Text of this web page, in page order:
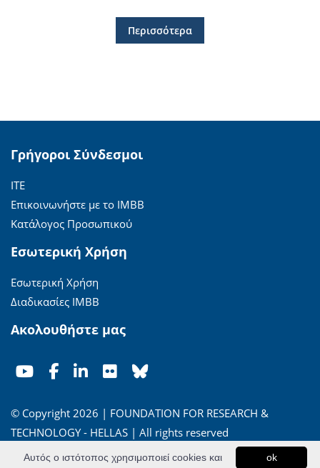
Περισσότερα
Γρήγοροι Σύνδεσμοι
ΙΤΕ
Επικοινωνήστε με το ΙΜΒΒ
Κατάλογος Προσωπικού
Εσωτερική Χρήση
Εσωτερική Χρήση
Διαδικασίες ΙΜΒΒ
Ακολουθήστε μας
© Copyright 2026 | FOUNDATION FOR RESEARCH &
TECHNOLOGY - HELLAS | All rights reserved
'Οροι Χρήσης|Πολιτική Απορρήτου ok
Αυτός ο ιστότοπος χρησιμοποιεί cookies και